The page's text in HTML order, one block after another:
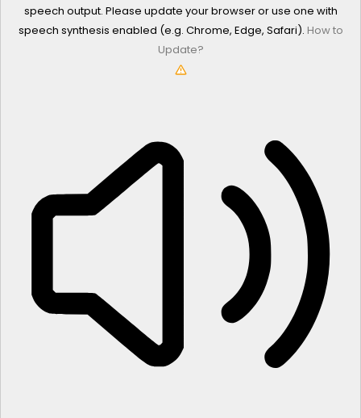
speech output. Please update your browser or use one with
speech synthesis enabled (e.g. Chrome, Edge, Safari). How to
Update?